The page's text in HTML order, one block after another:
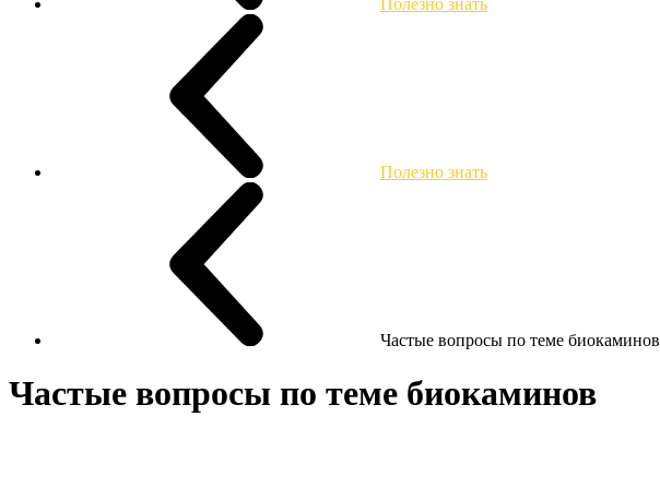
Полезно знать
Частые вопросы по теме биокаминов
Частые вопросы по теме биокаминов